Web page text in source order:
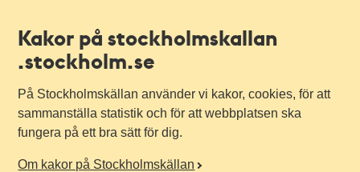
Kakor på stockholmskallan
.stockholm.se
På Stockholmskällan använder vi kakor, cookies, för att
sammanställa statistik och för att webbplatsen ska
fungera på ett bra sätt för dig.
Om kakor på Stockholmskällan